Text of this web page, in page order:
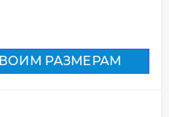
РАЗМЕРАМ